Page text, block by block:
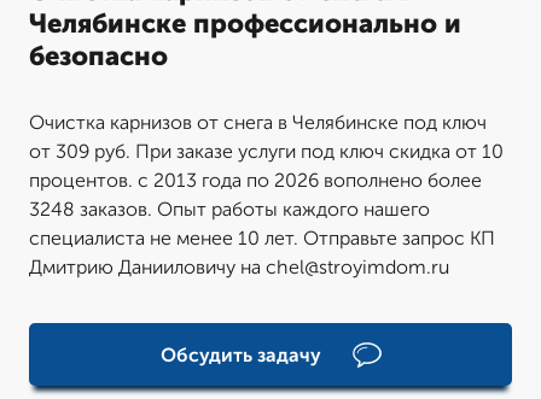
Челябинске профессионально и
безопасно
Очистка карнизов от снега в Челябинске под ключ
от 309 руб. При заказе услуги под ключ скидка от 10
процентов. с 2013 года по 2026 вополнено более
3248 заказов. Опыт работы каждого нашего
специалиста не менее 10 лет. Отправьте запрос КП
Дмитрию Данииловичу на chel@stroyimdom.ru
Обсудить задачу